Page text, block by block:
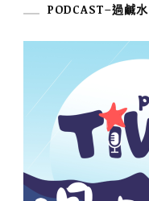
PODCAST–過鹹水